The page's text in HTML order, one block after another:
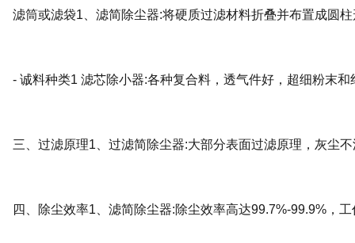
滤筒或滤袋1、滤简除尘器:将硬质过滤材料折叠并布置成圆
- 诚料种类1 滤芯除小器:各种复合料，透气件好，超细粉末
三、过滤原理1、过滤简除尘器:大部分表面过滤原理，灰尘
四、除尘效率1、滤简除尘器:除尘效率高达99.7%-99.9%，